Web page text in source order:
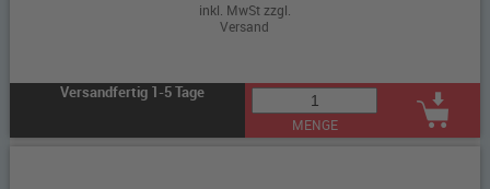
inkl. MwSt zzgl.
Versand
Versandfertig 1-5 Tage
MENGE